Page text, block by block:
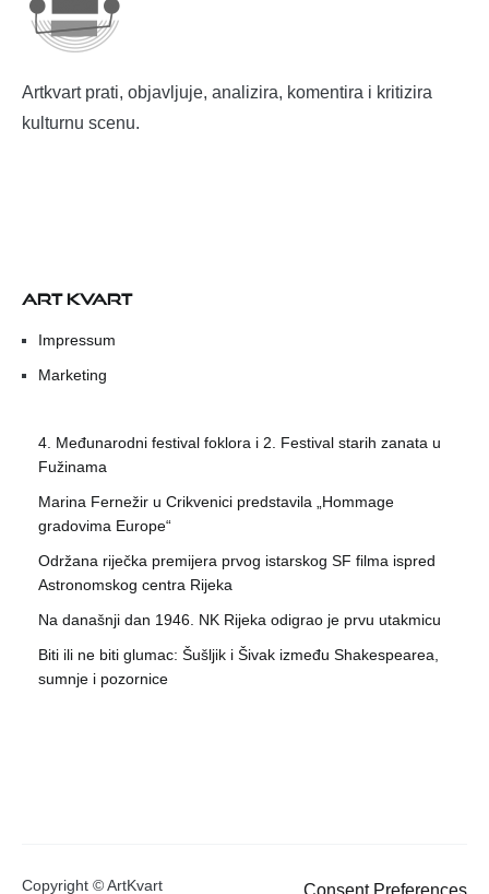
Artkvart prati, objavljuje, analizira, komentira i kritizira
kulturnu scenu.
ART KVART
Impressum
Marketing
4. Međunarodni festival foklora i 2. Festival starih zanata u
Fužinama
Marina Fernežir u Crikvenici predstavila „Hommage
gradovima Europe“
Održana riječka premijera prvog istarskog SF filma ispred
Astronomskog centra Rijeka
Na današnji dan 1946. NK Rijeka odigrao je prvu utakmicu
Biti ili ne biti glumac: Šušljik i Šivak između Shakespearea,
sumnje i pozornice
Copyright © ArtKvart